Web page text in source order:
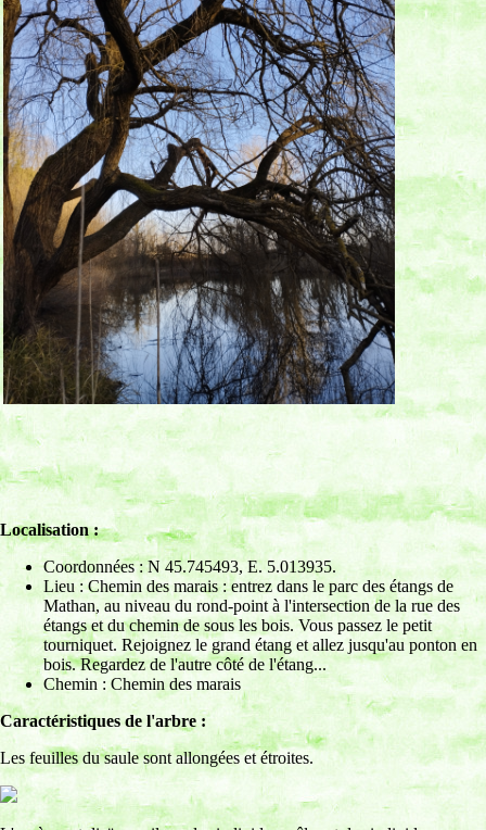
Localisation :
Coordonnées : N 45.745493, E. 5.013935.
Lieu : Chemin des marais : entrez dans le parc des étangs de
Mathan, au niveau du rond-point à l'intersection de la rue des
étangs et du chemin de sous les bois. Vous passez le petit
tourniquet. Rejoignez le grand étang et allez jusqu'au ponton en
bois. Regardez de l'autre côté de l'étang...
Chemin : Chemin des marais
Caractéristiques de l'arbre :
Les feuilles du saule sont allongées et étroites.